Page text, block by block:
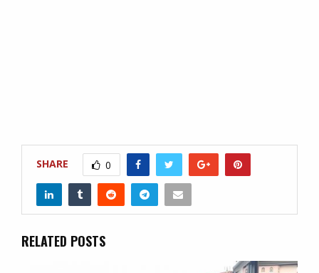
SHARE 0
RELATED POSTS